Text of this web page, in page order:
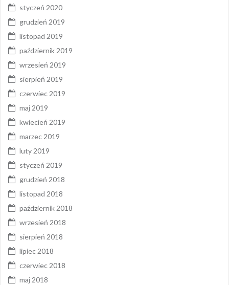
styczeń 2020
grudzień 2019
listopad 2019
październik 2019
wrzesień 2019
sierpień 2019
czerwiec 2019
maj 2019
kwiecień 2019
marzec 2019
luty 2019
styczeń 2019
grudzień 2018
listopad 2018
październik 2018
wrzesień 2018
sierpień 2018
lipiec 2018
czerwiec 2018
maj 2018